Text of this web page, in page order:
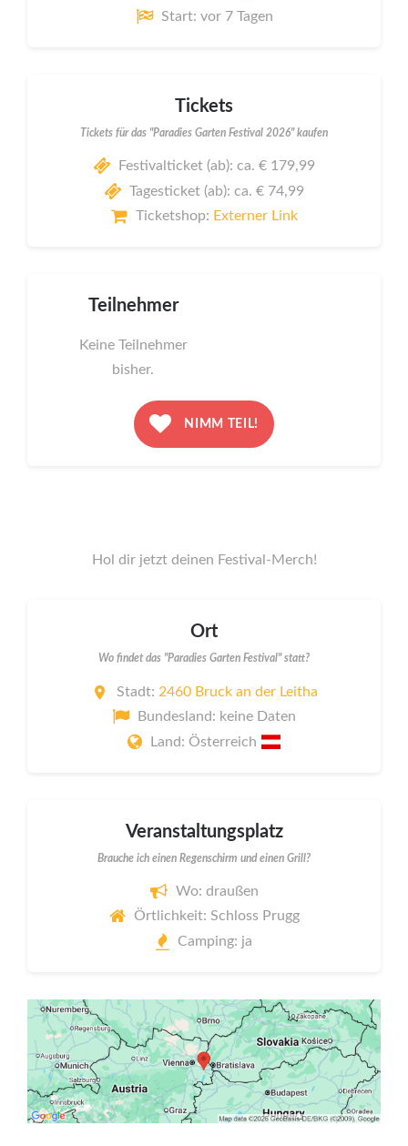
Start: vor 7 Tagen
Tickets
Tickets für das "Paradies Garten Festival 2026" kaufen
Festivalticket (ab): ca. € 179,99
Tagesticket (ab): ca. € 74,99
Ticketshop: Externer Link
Teilnehmer
Keine Teilnehmer
bisher.
NIMM TEIL!
Hol dir jetzt deinen Festival-Merch!
Ort
Wo findet das "Paradies Garten Festival" statt?
Stadt: 2460 Bruck an der Leitha
Bundesland: keine Daten
Land: Österreich
Veranstaltungsplatz
Brauche ich einen Regenschirm und einen Grill?
Wo: draußen
Örtlichkeit: Schloss Prugg
Camping: ja